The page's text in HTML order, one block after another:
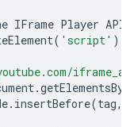
IFrame Player API
( 'script' );
.
. insertBefore(tag,